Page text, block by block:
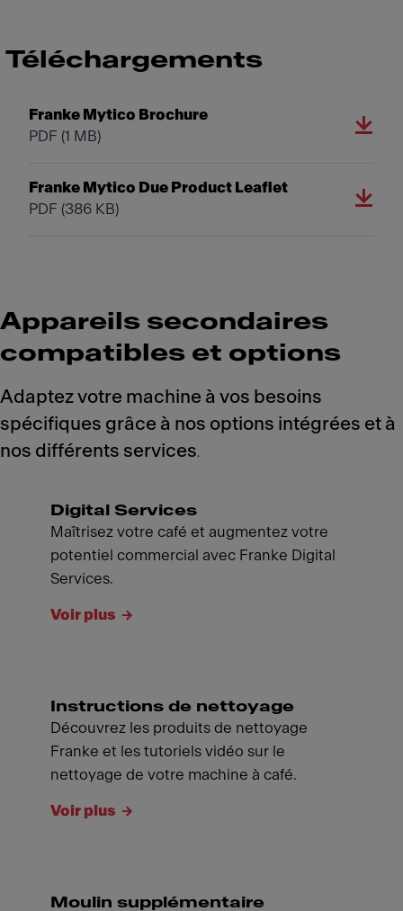
Téléchargements
Franke Mytico Brochure
PDF (1 MB)
Franke Mytico Due Product Leaflet
PDF (386 KB)
Appareils secondaires
compatibles et options
Adaptez votre machine à vos besoins
spécifiques grâce à nos options intégrées et à
nos différents services.
Digital Services
Maîtrisez votre café et augmentez votre
potentiel commercial avec Franke Digital
Services.
Voir plus
Instructions de nettoyage
Découvrez les produits de nettoyage
Franke et les tutoriels vidéo sur le
nettoyage de votre machine à café.
Voir plus
Moulin supplémentaire